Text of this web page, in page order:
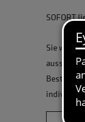
SOFORT
Sie